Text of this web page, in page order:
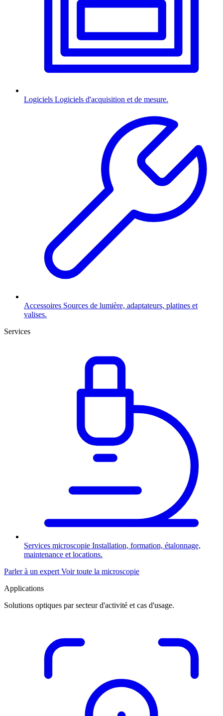
Logiciels Logiciels d'acquisition et de mesure.
Accessoires Sources de lumière, adaptateurs, platines et
valises.
Services
Services microscopie Installation, formation, étalonnage,
maintenance et locations.
Parler à un expert Voir toute la microscopie
Applications
Solutions optiques par secteur d'activité et cas d'usage.